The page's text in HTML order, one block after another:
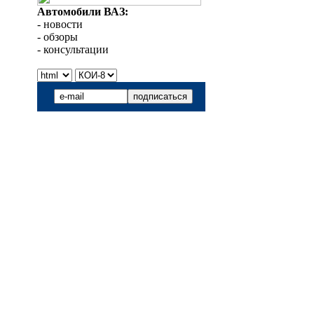
Автомобили ВАЗ:
- новости
- обзоры
- консультации